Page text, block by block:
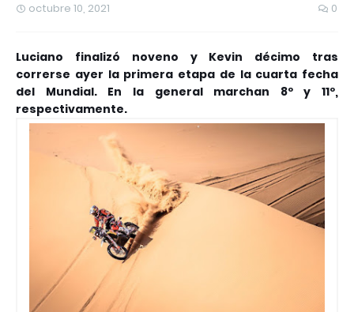
octubre 10, 2021 0
Luciano finalizó noveno y Kevin décimo tras
correrse ayer la primera etapa de la cuarta fecha
del Mundial. En la general marchan 8º y 11º,
respectivamente.